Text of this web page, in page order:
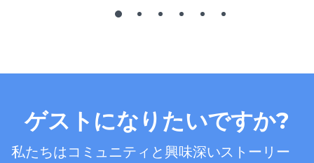
ゲストになりたいですか?
私たちはコミュニティと興味深いストーリー